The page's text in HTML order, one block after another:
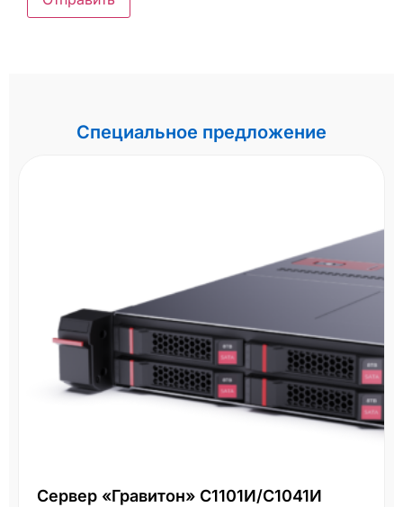
Специальное предложение
Сервер «Гравитон» С1101И/С1041И